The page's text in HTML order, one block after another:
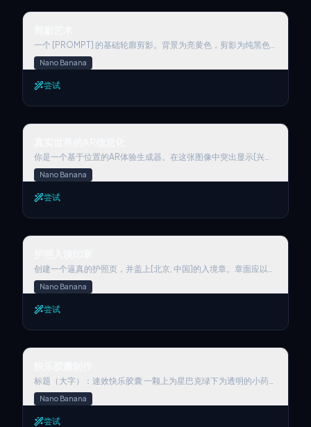
CGI。亲密感：POV。故事：时尚造型分解。标题能量：搭配棕色
果。避免透明手机屏幕，空白屏幕，3D渲染风格，卡通，塑料皮
肤。负面提示：透明屏幕，空白屏幕，玻璃手机，3d，渲染，卡
通，动漫，塑料，绘画，插图。
剪影艺术
一个 [PROMPT] 的基础轮廓剪影。背景为亮黄色，剪影为纯黑色
实心填充。
Nano Banana
尝试
真实世界的AR信息化
你是一个基于位置的AR体验生成器。在这张图像中突出显示[兴趣
点]并标注相关信息
Nano Banana
尝试
护照入境印章
创建一个逼真的护照页，并盖上[北京, 中国]的入境章。章面应以粗
体英文写明“欢迎来到北京”，并设计成圆形或椭圆形，并带有装饰
性边框。章面应包含“ARRIVAL”字样和一个虚构的日期，例如
“2025年4月16日”。在章面中加入{故宫}的微妙轮廓作为背景细
节。使用深蓝色或红色墨水并略加晕染，以增强真实感。章面应略
Nano Banana
尝试
快乐胶囊制作
标题（大字）：速效快乐胶囊 一颗上为星巴克绿下为透明的小药
丸，上面印有星巴克logo，里面有很多咖啡豆 说明（小字）：请
在悲伤难过时服用，一日三次，一次两粒 购买按钮 和 药丸颜色一
致，下面价格：$9，请遵循医嘱酌情购买
Nano Banana
尝试